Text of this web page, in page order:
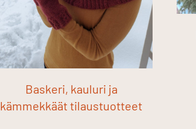
Baskeri, kauluri ja
kämmekkäät tilaustuotteet